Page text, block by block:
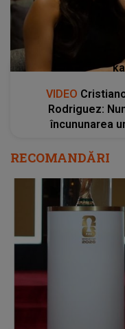
VIDEO
Rodriguez:
încununarea
RECOMANDĂRI